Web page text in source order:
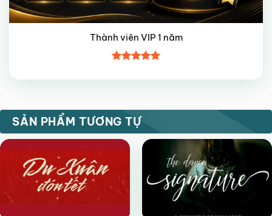
Thành viên VIP 1 năm
hạng55
SẢN PHẨM TƯƠNG TỰ
FREE